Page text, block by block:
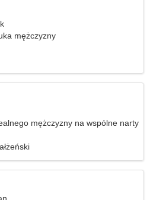
mężczyzny
mężczyzny na wspólne narty